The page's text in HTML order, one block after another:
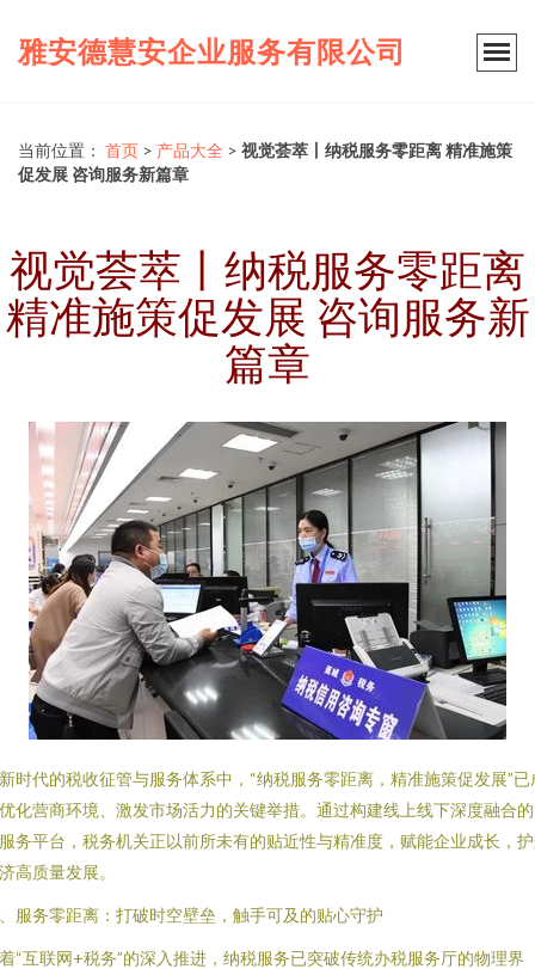
雅安德慧安企业服务有限公司
当前位置： 首页 > 产品大全 > 视觉荟萃丨纳税服务零距离 精准施策
促发展 咨询服务新篇章
视觉荟萃丨纳税服务零距离
精准施策促发展 咨询服务新
篇章
时代的税收征管与服务体系中，“纳税服务零距离，精准施策促发展”已
化营商环境、激发市场活力的关键举措。通过构建线上线下深度融合
务平台，税务机关正以前所未有的贴近性与精准度，赋能企业成长，
高质量发展。
服务零距离：打破时空壁垒，触手可及的贴心守护
“互联网+税务”的深入推进，纳税服务已突破传统办税服务厅的物理界